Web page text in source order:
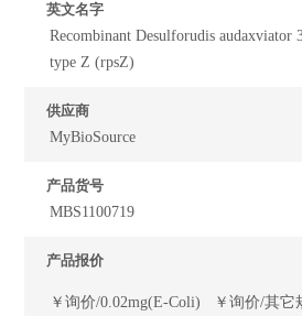
英文名字
Recombinant Desulforudis audaxviator
type Z (rpsZ)
供应商
MyBioSource
产品货号
MBS1100719
产品报价
￥询价/0.02mg(E-Coli) ￥询价/其它